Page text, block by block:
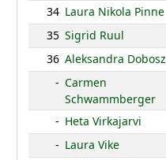
34 Laura Nikola Pinne
35 Sigrid Ruul
36 Aleksandra Dobosz
- Carmen
Schwammberger
- Heta Virkajarvi
- Laura Vike